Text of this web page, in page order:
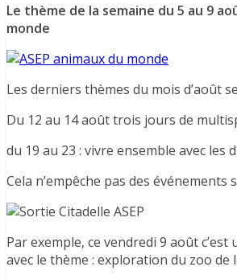
Le thème de la semaine du 5 au 9
monde
Les derniers thèmes du mois d’août
Du 12 au 14 août trois jours de
du 19 au 23 : vivre ensemble avec les
Cela n’empêche pas des événements
Par exemple, ce vendredi 9 août
avec le thème : exploration du zoo de